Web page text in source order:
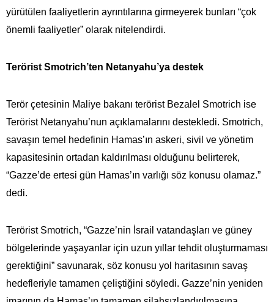
yürütülen faaliyetlerin ayrıntılarına girmeyerek bunları “çok
önemli faaliyetler” olarak nitelendirdi.
Terörist Smotrich’ten Netanyahu’ya destek
Terör çetesinin Maliye bakanı terörist Bezalel Smotrich ise
Terörist Netanyahu’nun açıklamalarını destekledi. Smotrich,
savaşın temel hedefinin Hamas’ın askeri, sivil ve yönetim
kapasitesinin ortadan kaldırılması olduğunu belirterek,
“Gazze’de ertesi gün Hamas’ın varlığı söz konusu olamaz.”
dedi.
Terörist Smotrich, “Gazze’nin İsrail vatandaşları ve güney
bölgelerinde yaşayanlar için uzun yıllar tehdit oluşturmaması
gerektiğini” savunarak, söz konusu yol haritasının savaş
hedefleriyle tamamen çeliştiğini söyledi. Gazze’nin yeniden